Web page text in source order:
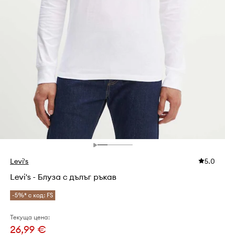
Levi's 5.0
Levi's - Блуза с дълъг ръкав
-5%* с код: FS
Текуща цена:
26,99 €